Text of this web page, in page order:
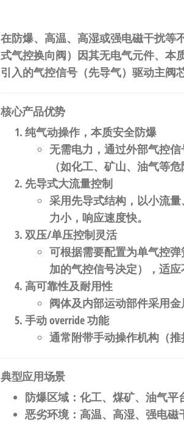
在防爆、高温、高湿或强电磁干扰等
式气控换向阀）因其无电气元件、本
引入的气控信号（先导气）驱动主阀
核心产品优势
纯气动操作，本质安全防爆
无需电力，通过外部气控
（如化工、矿山、油气等危
先导式大流量控制
采用先导式结构，以小流
力小，响应速度快。
双压/单压控制灵活
可根据需要配置为单气控
加的气控信号决定），适应
高可靠性及耐用性
阀体及内部运动部件采用
手动 override 功能
通常附带手动操作机构（
典型应用场景
防爆区域 ：化工、煤矿、油气平
恶劣环境：高温、高湿、强电磁